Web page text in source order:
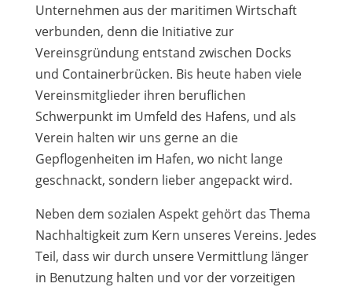
Unternehmen aus der maritimen Wirtschaft
verbunden, denn die Initiative zur
Vereinsgründung entstand zwischen Docks
und Containerbrücken. Bis heute haben viele
Vereinsmitglieder ihren beruflichen
Schwerpunkt im Umfeld des Hafens, und als
Verein halten wir uns gerne an die
Gepflogenheiten im Hafen, wo nicht lange
geschnackt, sondern lieber angepackt wird.
Neben dem sozialen Aspekt gehört das Thema
Nachhaltigkeit zum Kern unseres Vereins. Jedes
Teil, dass wir durch unsere Vermittlung länger
in Benutzung halten und vor der vorzeitigen